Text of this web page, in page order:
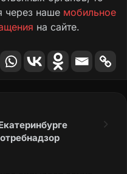
через наше мобильное
на сайте.